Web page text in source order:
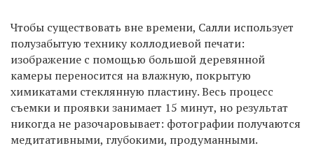
Чтобы существовать вне времени, Салли использует
полузабытую технику коллодиевой печати:
изображение с помощью большой деревянной
камеры переносится на влажную, покрытую
химикатами стеклянную пластину. Весь процесс
съемки и проявки занимает 15 минут, но результат
никогда не разочаровывает: фотографии получаются
медитативными, глубокими, продуманными.